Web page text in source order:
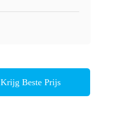
Krijg Beste Prijs